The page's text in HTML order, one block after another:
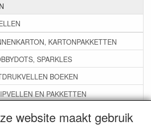
website maakt gebruik
KARTONPAKKETTEN
SPARKLES
BOEKEN
EN PAKKETTEN
LIJM SNIJMALLEN STEMPELS
+SCRAP TOEBEHOREN